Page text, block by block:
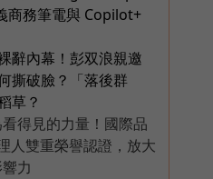
商務筆電與 Copilot+
辭內幕！彭双浪親邀
撕破臉？「落後群
草？
得見的力量！國際品
人雙重榮譽認證，放大
力